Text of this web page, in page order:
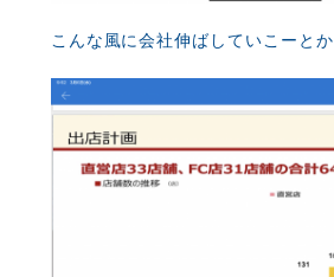
こんな風に会社伸ばしていこーとか